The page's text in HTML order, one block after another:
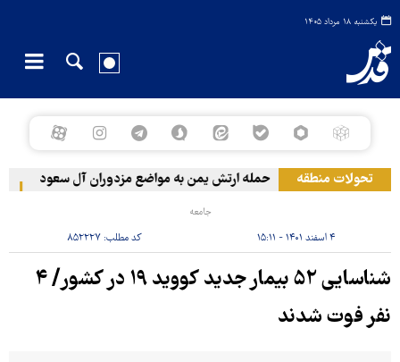
یکشنبه ۱۸ مرداد ۱۴۰۵
تحولات منطقه حمله ارتش یمن به مواضع مزدوران آل سعود
جامعه
۴ اسفند ۱۴۰۱ - ۱۵:۱۱ کد مطلب: ۸۵۲۲۲۷
شناسایی ۵۲ بیمار جدید کووید ۱۹ در کشور/ ۴
نفر فوت شدند